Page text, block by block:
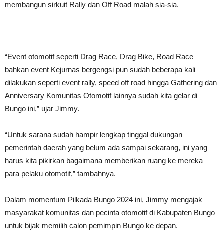
membangun sirkuit Rally dan Off Road malah sia-sia.
“Event otomotif seperti Drag Race, Drag Bike, Road Race
bahkan event Kejurnas bergengsi pun sudah beberapa kali
dilakukan seperti event rally, speed off road hingga Gathering dan
Anniversary Komunitas Otomotif lainnya sudah kita gelar di
Bungo ini,” ujar Jimmy.
“Untuk sarana sudah hampir lengkap tinggal dukungan
pemerintah daerah yang belum ada sampai sekarang, ini yang
harus kita pikirkan bagaimana memberikan ruang ke mereka
para pelaku otomotif,” tambahnya.
Dalam momentum Pilkada Bungo 2024 ini, Jimmy mengajak
masyarakat komunitas dan pecinta otomotif di Kabupaten Bungo
untuk bijak memilih calon pemimpin Bungo ke depan.